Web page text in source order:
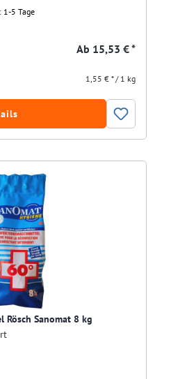
1-5 Tage
Ab 15,53 € *
1,55 € * / 1 kg
Sanomat 8 kg